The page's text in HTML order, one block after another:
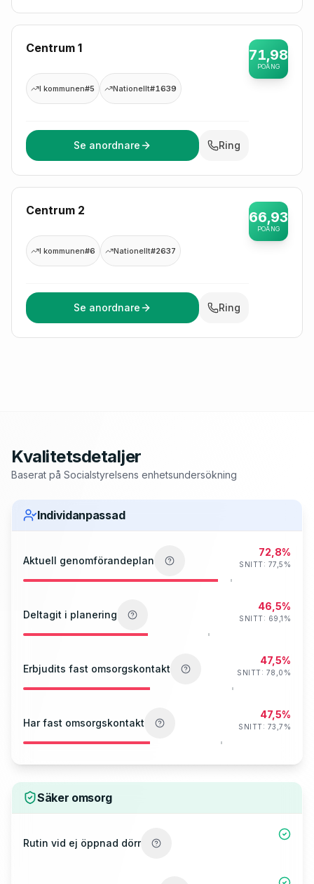
Centrum 1
I kommunen#5 Nationellt#1639
Se anordnare Ring
71,98
POÄNG
Centrum 2
I kommunen#6 Nationellt#2637
Se anordnare Ring
66,93
POÄNG
Kvalitetsdetaljer
Baserat på Socialstyrelsens enhetsundersökning
Individanpassad
Aktuell genomförandeplan
72,8%
SNITT: 77,5 %
Deltagit i planering
46,5%
SNITT: 69,1 %
Erbjudits fast omsorgskontakt
47,5%
SNITT: 78,0 %
Har fast omsorgskontakt
47,5%
SNITT: 73,7 %
Säker omsorg
Rutin vid ej öppnad dörr